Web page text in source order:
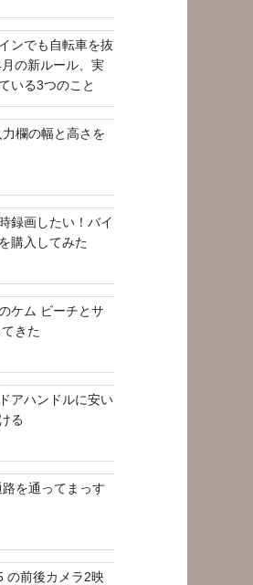
ンでも自転車を抜
の新ルール、実
いる3つのこと
欄の幅と高さを
録画したい！バイ
購入してみた
ケム ビーチとサ
きた
アハンドルに安い
る
を通ってまっす
の前後カメラ2映